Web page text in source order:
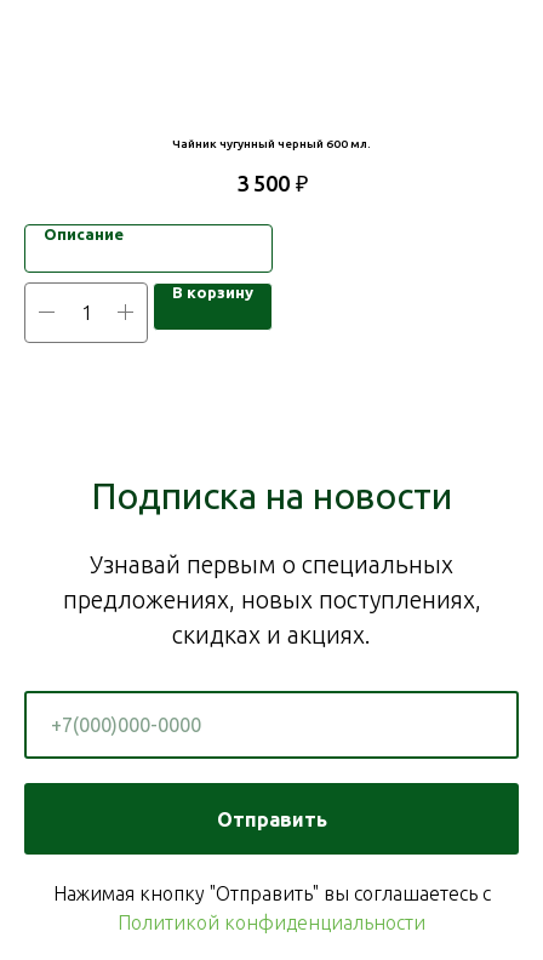
Чайник чугунный черный 600 мл.
3 500 ₽
Описание
В корзину
Подписка на новости
Узнавай первым о специальных
предложениях, новых поступлениях,
скидках и акциях.
Отправить
Нажимая кнопку "Отправить" вы соглашаетесь с
Политикой конфиденциальности